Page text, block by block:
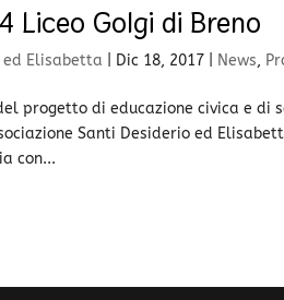
Liceo Golgi di Breno
ed Elisabetta Dic 18, 2017 News,
progetto di educazione civica e di
Santi Desiderio ed
con...